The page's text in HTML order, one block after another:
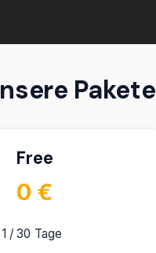
Pakete
Free
0 €
/ 30 Tage